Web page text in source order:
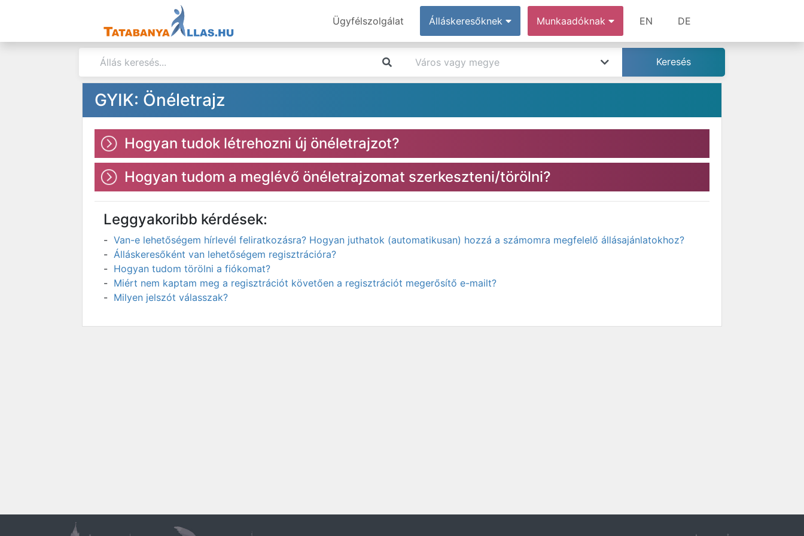
Ügyfélszolgálat Álláskeresőknek Munkaadóknak EN DE
GYIK: Önéletrajz
Hogyan tudok létrehozni új önéletrajzot?
Hogyan tudom a meglévő önéletrajzomat szerkeszteni/törölni?
Leggyakoribb kérdések:
Van-e lehetőségem hírlevél feliratkozásra? Hogyan juthatok (automatikusan) hozzá a számomra megfelelő állásajánlatokhoz?
Álláskeresőként van lehetőségem regisztrációra?
Hogyan tudom törölni a fiókomat?
Miért nem kaptam meg a regisztrációt követően a regisztrációt megerősítő e-mailt?
Milyen jelszót válasszak?